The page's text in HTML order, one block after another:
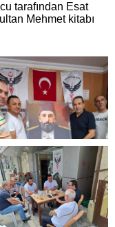
tarafından Esat
Mehmet kitabı